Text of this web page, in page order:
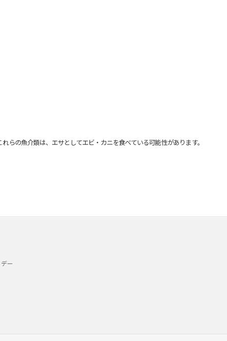
の魚介類は、エサとしてエビ・カニを食べている可能性があります。
ー